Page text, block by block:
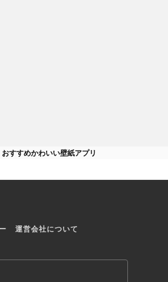
おすすめかわいい壁紙アプリ
運営会社について